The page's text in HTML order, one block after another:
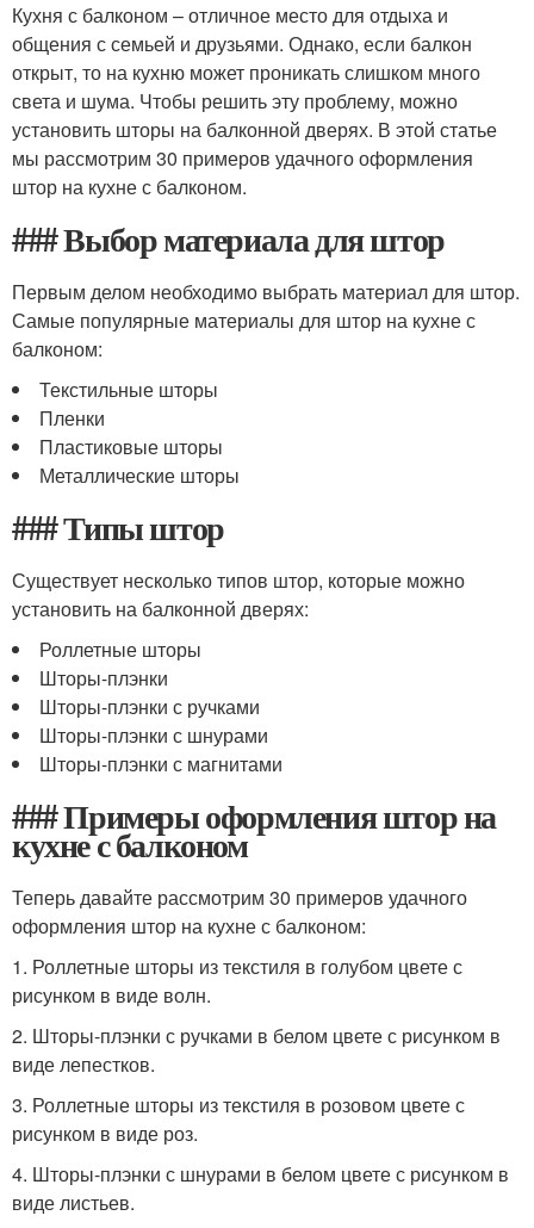
Кухня с балконом – отличное место для отдыха и
общения с семьей и друзьями. Однако, если балкон
открыт, то на кухню может проникать слишком много
света и шума. Чтобы решить эту проблему, можно
установить шторы на балконной дверях. В этой статье
мы рассмотрим 30 примеров удачного оформления
штор на кухне с балконом.
### Выбор материала для штор
Первым делом необходимо выбрать материал для штор.
Самые популярные материалы для штор на кухне с
балконом:
Текстильные шторы
Пленки
Пластиковые шторы
Металлические шторы
### Типы штор
Существует несколько типов штор, которые можно
установить на балконной дверях:
Роллетные шторы
Шторы-плэнки
Шторы-плэнки с ручками
Шторы-плэнки с шнурами
Шторы-плэнки с магнитами
### Примеры оформления штор на
кухне с балконом
Теперь давайте рассмотрим 30 примеров удачного
оформления штор на кухне с балконом:
1. Роллетные шторы из текстиля в голубом цвете с
рисунком в виде волн.
2. Шторы-плэнки с ручками в белом цвете с рисунком в
виде лепестков.
3. Роллетные шторы из текстиля в розовом цвете с
рисунком в виде роз.
4. Шторы-плэнки с шнурами в белом цвете с рисунком в
виде листьев.